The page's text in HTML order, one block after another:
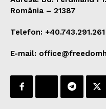
România – 21387
Telefon: +40.743.291.261
E-mail: